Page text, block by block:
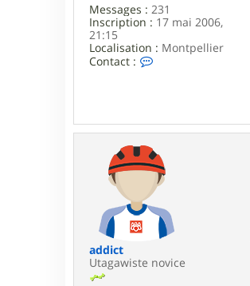
b
e
3
Messages : 231
Inscription : 17 mai 2006,
21:15
Localisation : Montpellier
Contact :
c
t
e
r
F
r
n
c
e
c
addict
Utagawiste novice